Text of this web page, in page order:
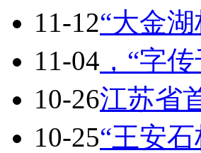
11-12“大金
11-04 ，“字
10-26江苏省
10-25“王安